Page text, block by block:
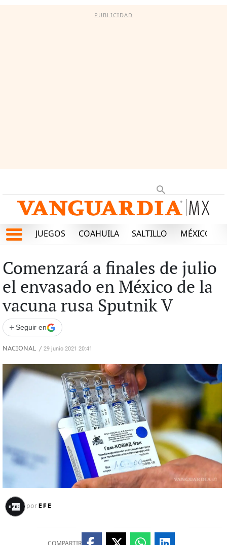
PUBLICIDAD
JUEGOS COAHUILA SALTILLO MÉXICO
Comenzará a finales de julio
el envasado en México de la
vacuna rusa Sputnik V
+ Seguir en
NACIONAL / 29 junio 2021 20:41
por EFE
COMPARTIR